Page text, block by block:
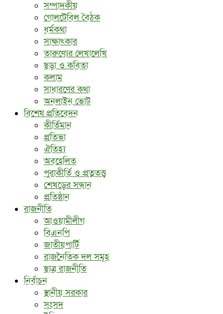
সম্পাদকীয়
গোলটেবিল বৈঠক
ধর্মকথা
সাক্ষাৎকার
তারুণ্যের লেখালেখি
ছড়া ও কবিতা
কলাম
সাধারণের কথা
অনলাইন ভোট
বিশেষ প্রতিবেদন
কীর্তিমান
প্রতিভা
ঐতিহ্য
অবহেলিত
পুরাকীর্তি ও প্রত্নতত্ত্ব
শেখড়ের সন্ধান
প্রতিষ্ঠান
রাজনীতি
আওয়ামীলীগ
বিএনপি
জাতীয়পার্টি
রাজনৈতিক দল সমূহ
ছাত্র রাজনীতি
নির্বাচন
স্থানীয় সরকার
সংসদ